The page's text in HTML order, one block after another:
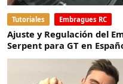
Tutoriales Embragues RC
Ajuste y Regulación del
Serpent para GT en